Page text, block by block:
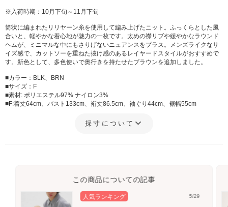
※入荷時期：10月下旬～11月下旬
筒状に編まれたリリヤーン糸を使用して編み上げたニット。ふっくらとした風
合いと、軽やかな着心地が魅力の一枚です。太めの襟リブや緩やかなラウンド
ヘムが、ミニマルな中にもさりげないニュアンスをプラス。メンズライクなサ
イズ感で、カットソーを重ねた抜け感のあるレイヤードスタイルがおすすめで
す。新色として、多色使いで奥行きを持たせたブラウンを追加しました。
■カラー：BLK、BRN
■サイズ：F
■素材: ポリエステル97% ナイロン3%
■F:着丈64cm、バスト133cm、裄丈86.5cm、袖ぐり44cm、裾幅55cm
採寸について
この商品についての記事
人気ランキング 5/29